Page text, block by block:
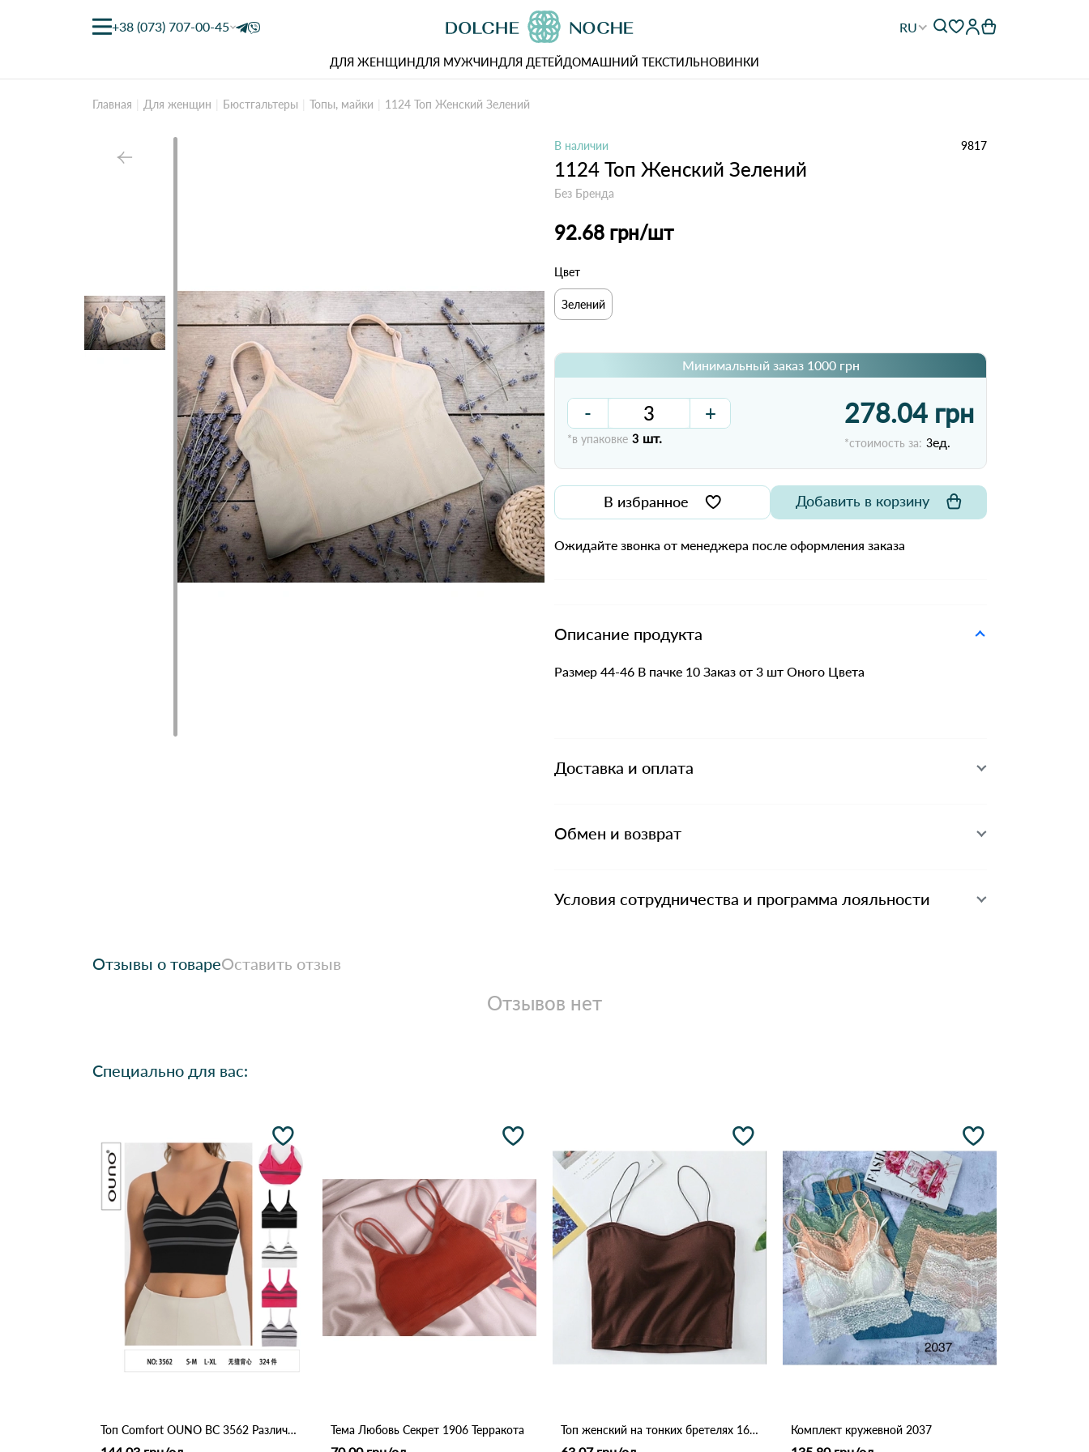
+38 (073) 707-00-45 RU
ДЛЯ ЖЕНЩИНДЛЯ МУЖЧИНДЛЯ ДЕТЕЙДОМАШНИЙ ТЕКСТИЛЬНОВИНКИ
Главная Для женщин Бюстгальтеры Топы, майки 1124 Топ Женский Зелений
В наличии 9817
1124 Топ Женский Зелений
Без Бренда
92.68 грн/шт
Цвет
Зелений
Минимальный заказ 1000 грн
- +
*в упаковке 3 шт.
278.04 грн
*стоимость за: 3ед.
В избранное Добавить в корзину
Ожидайте звонка от менеджера после оформления заказа
Описание продукта
Размер 44-46 В пачке 10 Заказ от 3 шт Оного Цвета
Доставка и оплата
Обмен и возврат
Условия сотрудничества и программа лояльности
Отзывы о товареОставить отзыв
Отзывов нет
Специально для вас:
Топ Comfort OUNO BC 3562 Различные цвета Тема Любовь Секрет 1906 Терракота Топ женский на тонких бретелях 161 # Коричневый Комплект кружевной 2037